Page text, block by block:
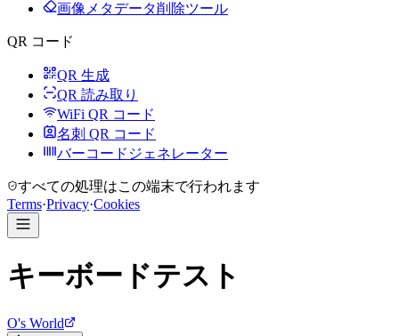
画像メタデータ削除ツール
QR コード
QR 生成
QR 読み取り
WiFi QR コード
名刺 QR コード
バーコードジェネレーター
すべての処理はこの端末で行われます
Terms·Privacy·Cookies
キーボードテスト
O's World